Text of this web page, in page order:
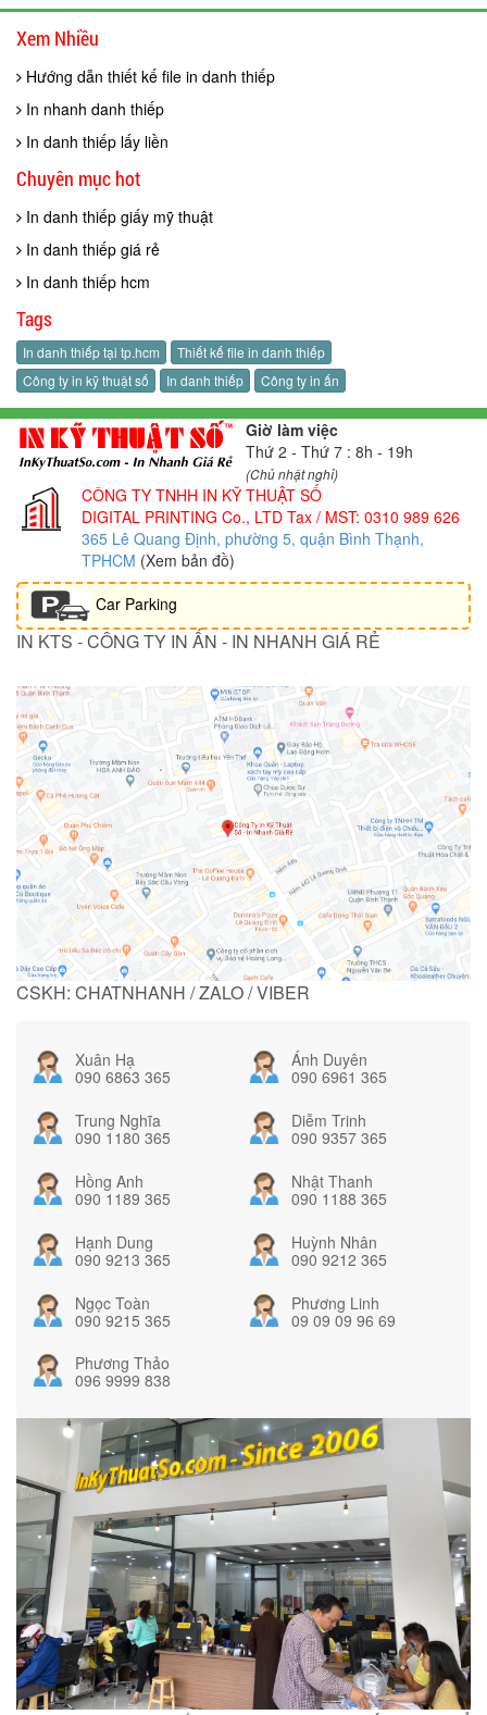
Xem Nhiều
Hướng dẫn thiết kế file in danh thiếp
In nhanh danh thiếp
In danh thiếp lấy liền
Chuyên mục hot
In danh thiếp giấy mỹ thuật
In danh thiếp giá rẻ
In danh thiếp hcm
Tags
In danh thiếp tại tp.hcm
Thiết kế file in danh thiếp
Công ty in kỹ thuật số
In danh thiếp Công ty in ấn
Giờ làm việc
Thứ 2 - Thứ 7 : 8h - 19h
(Chủ nhật nghỉ)
CÔNG TY TNHH IN KỸ THUẬT SỐ
DIGITAL PRINTING Co., LTD Tax / MST: 0310 989 626
365 Lê Quang Định, phường 5, quận Bình Thạnh,
TPHCM (Xem bản đồ)
Car Parking
IN KTS - CÔNG TY IN ẤN - IN NHANH GIÁ RẺ
CSKH: CHATNHANH / ZALO / VIBER
Xuân Hạ
090 6863 365
Ánh Duyên
090 6961 365
Trung Nghĩa
090 1180 365
Diễm Trinh
090 9357 365
Hồng Anh
090 1189 365
Nhật Thanh
090 1188 365
Hạnh Dung
090 9213 365
Huỳnh Nhân
090 9212 365
Ngọc Toàn
090 9215 365
Phương Linh
09 09 09 96 69
Phương Thảo
096 9999 838